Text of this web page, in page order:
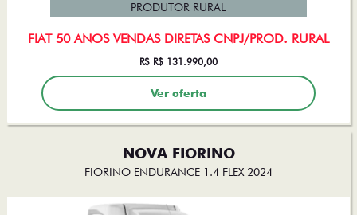
FIAT 50 ANOS VENDAS DIRETAS CNPJ/PROD. RURAL
PRODUTOR RURAL
R$ R$ 131.990,00
Ver oferta
NOVA FIORINO
FIORINO ENDURANCE 1.4 FLEX 2024